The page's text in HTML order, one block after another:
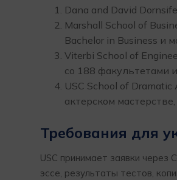
Dana and David
Marshall School of
Bachelor in Business и
Viterbi School of
со 188 факультетами
USC School of
актерском
Требования для
USC принимает заявки
эссе, результаты тестов,